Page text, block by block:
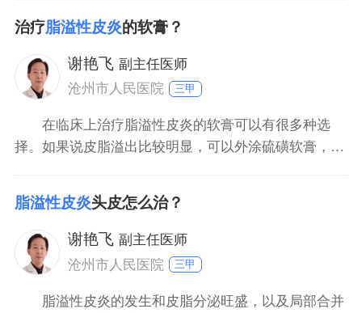
剂、甲硝唑凝胶等。还可以经过口服抗组胺药物或B族
维生素来治疗。
治疗脂溢性皮炎的软膏？
谢艳飞 副主任医师
沧州市人民医院
三甲
在临床上治疗脂溢性皮炎的软膏可以有很多种选
择。如果说皮脂溢出比较明显，可以外涂硫磺软膏，硫
度，具体根据病人皮肤的耐受能力决定。也可适当的涂
擦维生素B6乳膏。如果表现有渗出反应，可外涂氧化锌
乳膏，也可根据炎症的反应程度，适当的配合糖皮质激
素乳膏，如
脂溢性皮炎头皮怎么治？
谢艳飞 副主任医师
沧州市人民医院
三甲
脂溢性皮炎的发生和皮脂分泌旺盛，以及局部合并